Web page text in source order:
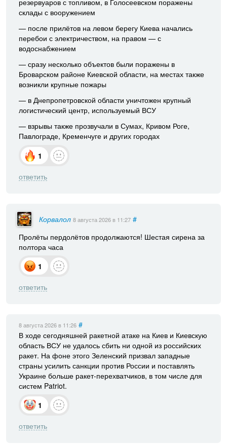
склады с вооружением
— после прилётов на левом берегу Киева начались
перебои с электричеством, на правом — с
водоснабжением
— сразу несколько объектов были поражены в
Броварском районе Киевской области, на местах также
возникли крупные пожары
— в Днепропетровской области уничтожен крупный
логистический центр, используемый ВСУ
— взрывы также прозвучали в Сумах, Кривом Роге,
Павлограде, Кременчуге и других городах
1
ответить
Корвалол 8 августа 2026 в 11:27 #
Пролёты пердолётов продолжаются! Шестая сирена за
полтора часа
1
ответить
8 августа 2026 в 11:26 #
В ходе сегодняшней ракетной атаке на Киев и Киевскую
область ВСУ не удалось сбить ни одной из российских
ракет. На фоне этого Зеленский призвал западные
страны усилить санкции против России и поставлять
Украине больше ракет-перехватчиков, в том числе для
систем Patriot.
1
ответить